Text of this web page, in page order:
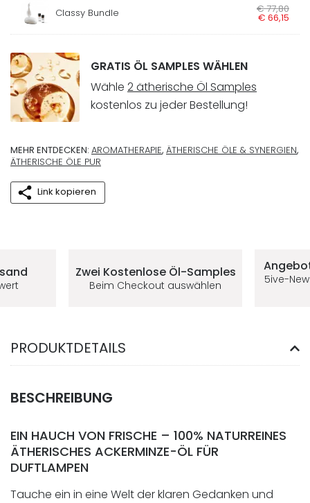
Classy Bundle €77,80
€ 66,15
GRATIS ÖL SAMPLES WÄHLEN
Wähle 2 ätherische Öl Samples
kostenlos zu jeder Bestellung!
MEHR ENTDECKEN: AROMATHERAPIE, ÄTHERISCHE ÖLE & SYNERGIEN,
ÄTHERISCHE ÖLE PUR
Link kopieren
Zwei Kostenlose Öl-Samples
Beim Checkout auswählen 5ive-
PRODUKTDETAILS
BESCHREIBUNG
EIN HAUCH VON FRISCHE – 100% NATURREINES
ÄTHERISCHES ACKERMINZE-ÖL FÜR
DUFTLAMPEN
Tauche ein in eine Welt der klaren Gedanken und